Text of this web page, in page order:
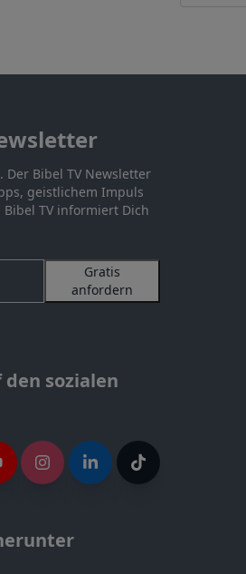
Der Bibel TV Newsletter
geistlichem Impuls
TV informiert Dich
Gratis
anfordern
den sozialen